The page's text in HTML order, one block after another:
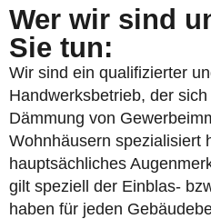
Wer wir sind
Sie tun:
Wir sind ein qualifizierter
Handwerksbetrieb, der
Dämmung von
Wohnhäusern spezialisiert
hauptsächliches
gilt speziell der Einblas-
haben für jeden